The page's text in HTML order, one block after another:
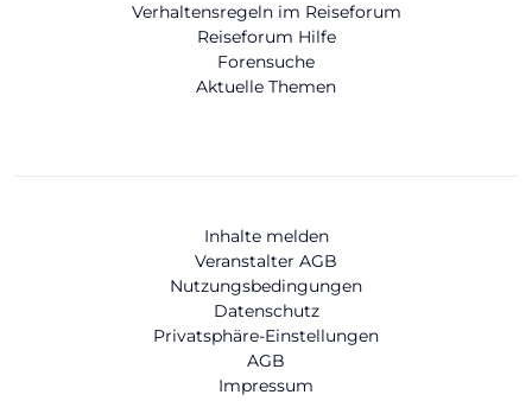
Verhaltensregeln im Reiseforum
Reiseforum Hilfe
Forensuche
Aktuelle Themen
Inhalte melden
Veranstalter AGB
Nutzungsbedingungen
Datenschutz
Privatsphäre-Einstellungen
AGB
Impressum